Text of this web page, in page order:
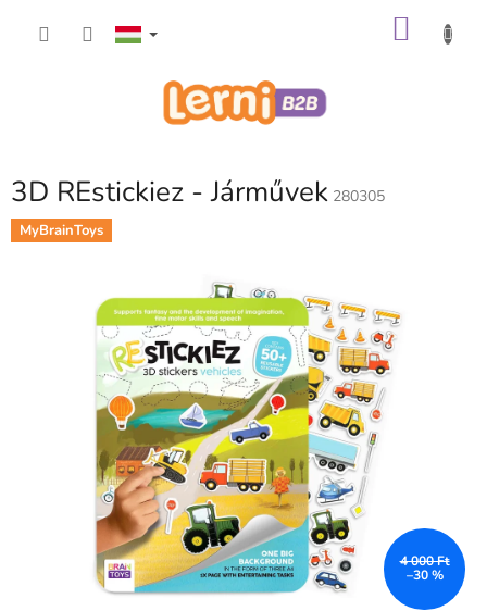
3D REstickiez - Járművek 280305
MyBrainToys
4 000 Ft
–30 %